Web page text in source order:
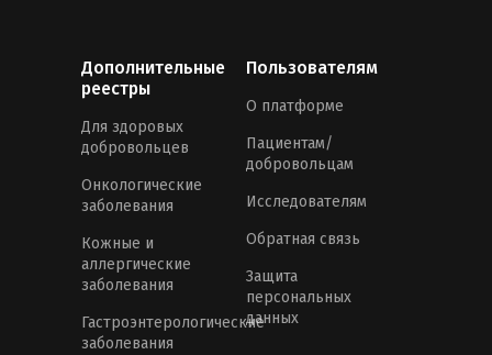
Дополнительные
реестры
Для здоровых
добровольцев
Онкологические
заболевания
Кожные и
аллергические
заболевания
Гастроэнтерологические
заболевания
Пользователям
О платформе
Пациентам/
добровольцам
Исследователям
Обратная связь
Защита
персональных
данных